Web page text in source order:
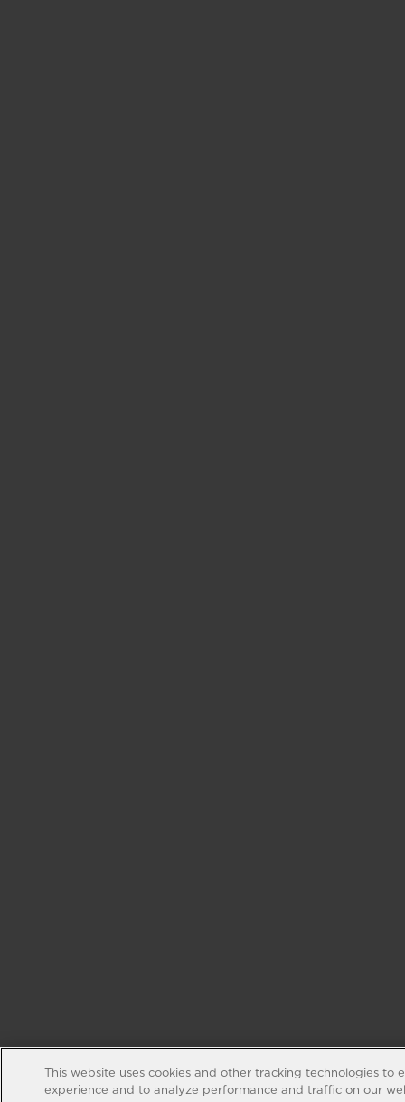
This website uses cookies and other tracking technologies to
experience and to analyze performance and traffic on our